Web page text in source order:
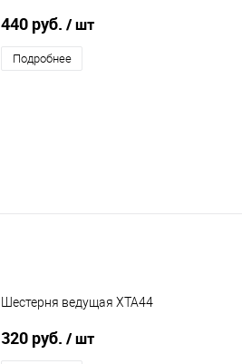
440 руб. / шт
Подробнее
Шестерня ведущая XTA44
320 руб. / шт